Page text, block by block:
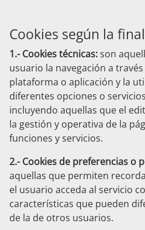
Cookies según la
1.- Cookies técnicas:son
usuario la navegación a
plataforma o aplicación y la
diferentes opciones o
incluyendo aquellas que el
la gestión y operativa de la
funciones y servicios.
2.- Cookies de preferencias o
aquellas que permiten
el usuario acceda al servicio
características que pueden
de la de otros usuarios.